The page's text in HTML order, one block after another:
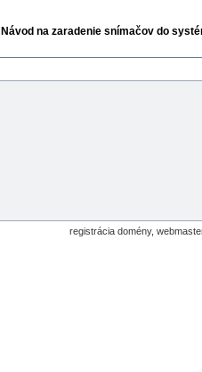
Návod na zaradenie snímačov do
registrácia domény,